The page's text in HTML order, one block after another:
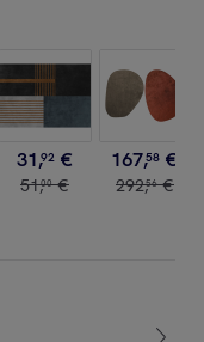
31,92 €
51,00 €
167,58 €
292,56 €